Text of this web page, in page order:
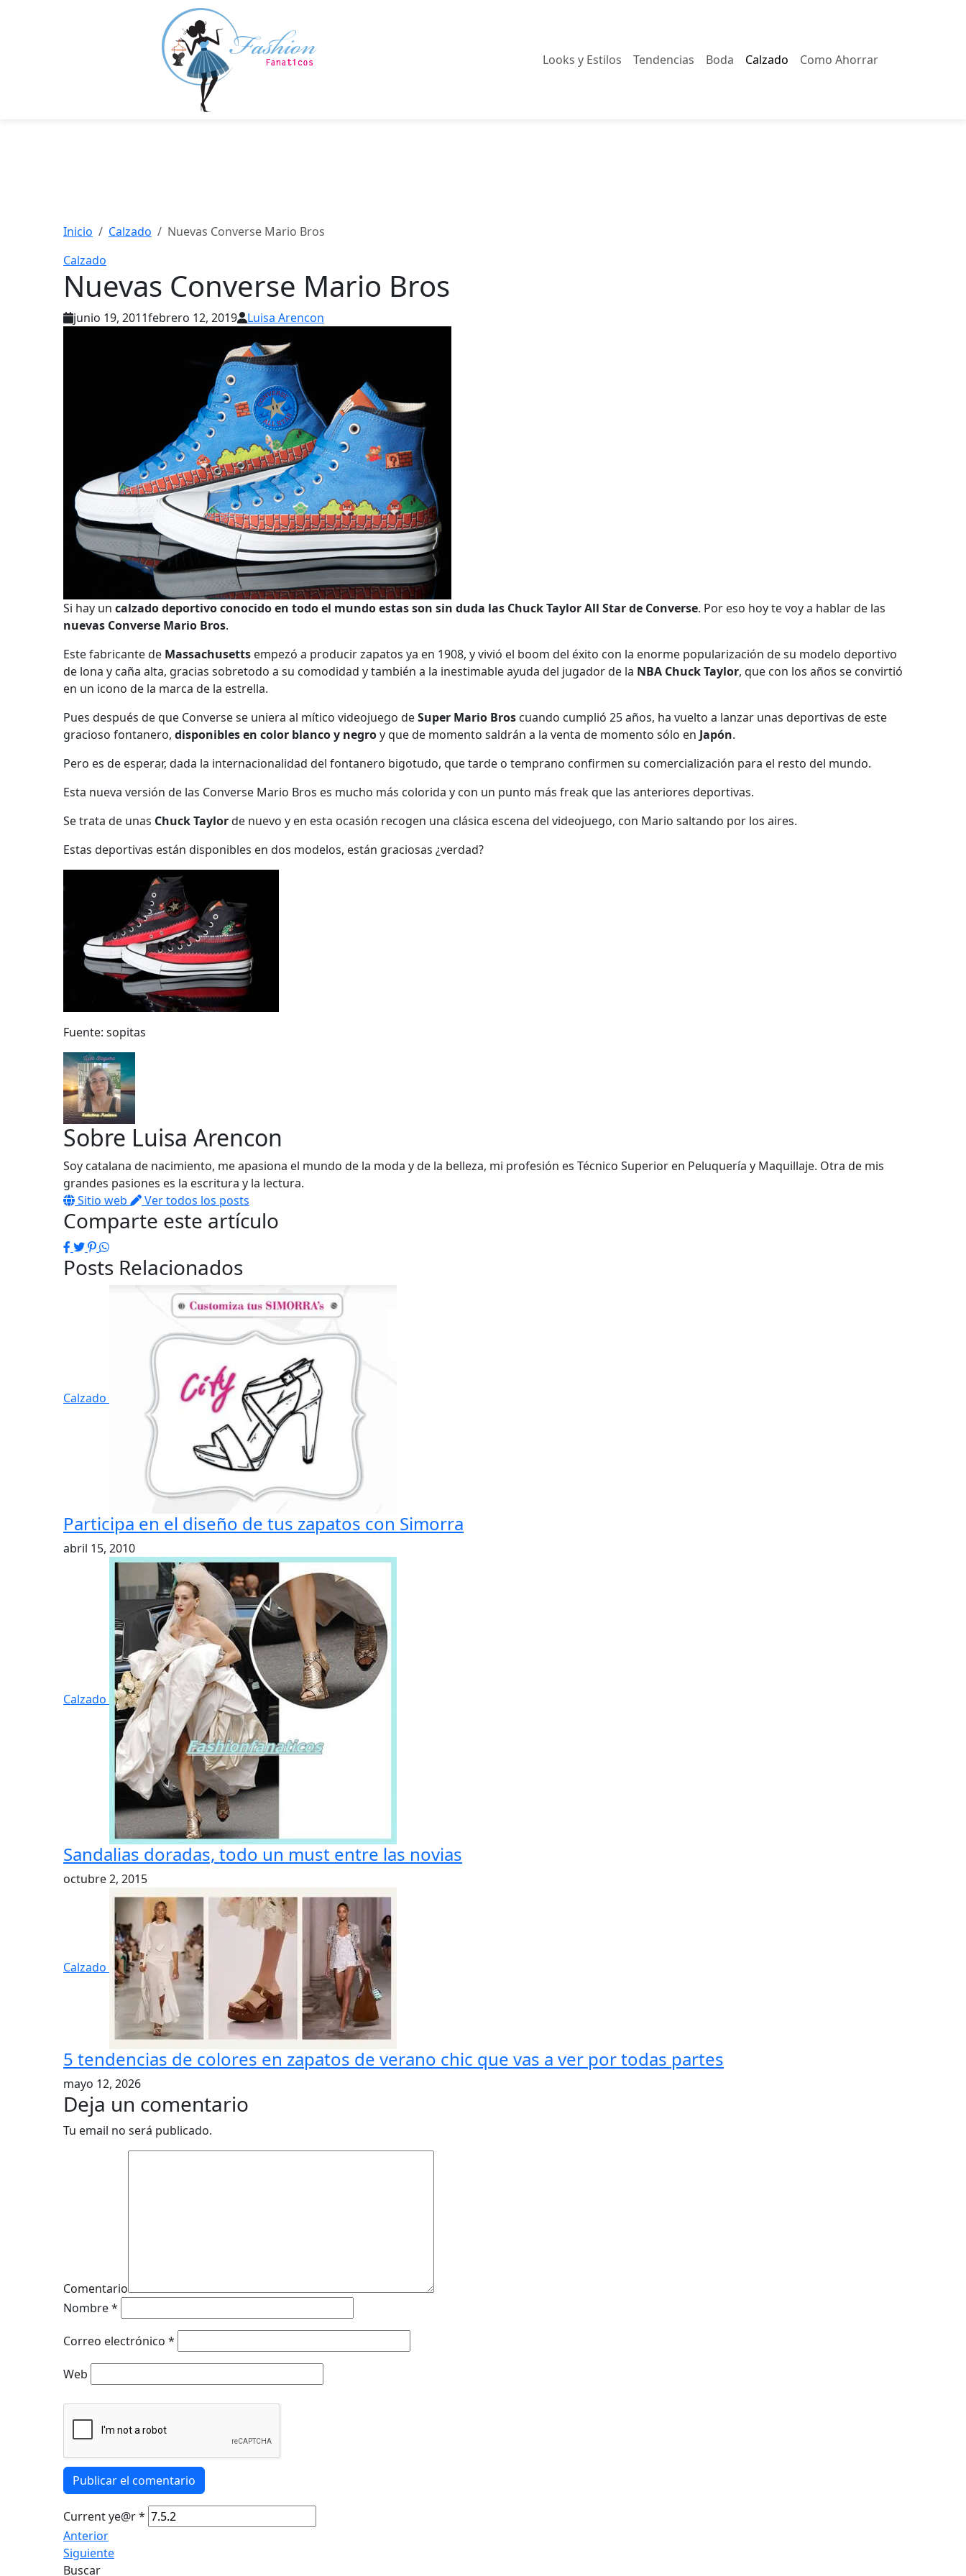
Looks y Estilos Tendencias Boda Calzado Como Ahorrar
Inicio Calzado
Nuevas Converse Mario Bros
Calzado
Nuevas Converse Mario Bros
junio 19, 2011febrero 12, 2019 Luisa Arencon
Si hay un calzado deportivo conocido en todo el mundo estas son sin duda las Chuck Taylor All Star de Converse. Por eso hoy te voy a hablar de las
nuevas Converse Mario Bros.
Este fabricante de Massachusetts empezó a producir zapatos ya en 1908, y vivió el boom del éxito con la enorme popularización de su modelo deportivo
de lona y caña alta, gracias sobretodo a su comodidad y también a la inestimable ayuda del jugador de la NBA Chuck Taylor, que con los años se convirtió
en un icono de la marca de la estrella.
Pues después de que Converse se uniera al mítico videojuego deSuper Mario Bros cuando cumplió 25 años, ha vuelto a lanzar unas deportivas de este
gracioso fontanero, disponibles en color blanco y negroy que de momento saldrán a la venta de momento sólo en Japón.
Pero es de esperar, dada la internacionalidad del fontanero bigotudo, que tarde o temprano confirmen su comercialización para el resto del mundo.
Esta nueva versión de las Converse Mario Bros es mucho más colorida y con un punto más freak que las anteriores deportivas.
Se trata de unas Chuck Taylorde nuevo y en esta ocasión recogen una clásica escena del videojuego, con Mario saltando por los aires.
Estas deportivas están disponibles en dos modelos, están graciosas ¿verdad?
Fuente: sopitas
Sobre Luisa Arencon
Soy catalana de nacimiento, me apasiona el mundo de la moda y de la belleza, mi profesión es Técnico Superior en Peluquería y Maquillaje. Otra de mis
grandes pasiones es la escritura y la lectura.
Sitio web
Ver todos los posts
Comparte este artículo
Facebook
Twitter
Pinterest
WhatsApp
Posts Relacionados
Calzado
Participa en el diseño de tus zapatos con Simorra
abril 15, 2010
Calzado
Sandalias doradas, todo un must entre las novias
octubre 2, 2015
Calzado
5 tendencias de colores en zapatos de verano chic que vas a ver por todas partes
mayo 12, 2026
Deja un comentario
Tu email no será publicado.
Comentario
Nombre*
Correo electrónico *
Web
Publicar el comentario
Current ye@r*
Anterior
Siguiente
Buscar